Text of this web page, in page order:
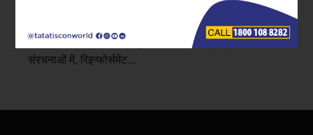
विफलताएँ केवल ताकत की कमी के कारण नहीं होतीं। अधिकतर
मामलों में, वे असतत या खराब तरीके से डिटेल किए गए रिइन्फोर्समेंट
के कारण उत्पन्न तनाव संकेंद्रण से होती हैं। बड़े कंक्रीट
संरचनाओं में, रिइन्फोर्समेंट…